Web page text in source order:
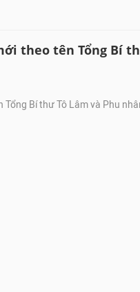
theo tên Tổng Bí
Tổng Bí thư Tô Lâm và Phu